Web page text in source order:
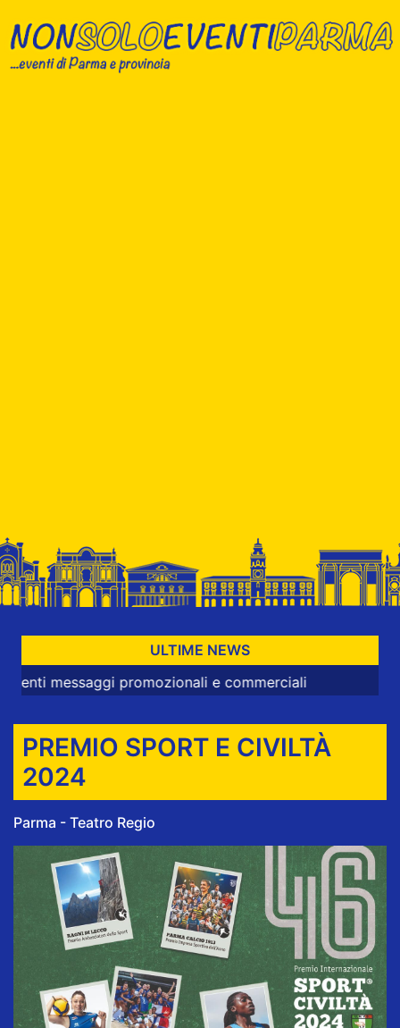
ULTIME NEWS
promozionali e commerciali
PREMIO SPORT E CIVILTÀ
2024
Parma - Teatro Regio